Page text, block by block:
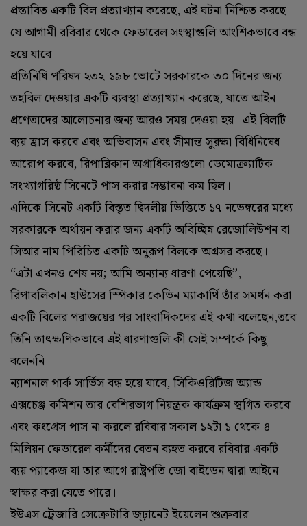
প্রস্তাবিত একটি বিল প্রত্যাখ্যান করেছে, এই ঘটনা নিশ্চিত করছে
যে আগামী রবিবার থেকে ফেডারেল সংস্থাগুলি আংশিকভাবে বন্ধ
হয়ে যাবে।
প্রতিনিধি পরিষদ ২৩২-১৯৮ ভোটে সরকারকে ৩০ দিনের জন্য
তহবিল দেওয়ার একটি ব্যবস্থা প্রত্যাখ্যান করেছে, যাতে আইন
প্রণেতাদের আলোচনার জন্য আরও সময় দেওয়া হয়। এই বিলটি
ব্যয় হ্রাস করবে এবং অভিবাসন এবং সীমান্ত সুরক্ষা বিধিনিষেধ
আরোপ করবে, রিপাব্লিকান অগ্রাধিকারগুলো ডেমোক্র্যাটিক
সংখ্যাগরিষ্ঠ সিনেটে পাস করার সম্ভাবনা কম ছিল।
এদিকে সিনেট একটি বিস্তৃত দ্বিদলীয় ভিত্তিতে ১৭ নভেম্বরের মধ্যে
সরকারকে অর্থায়ন করার জন্য একটি অবিচ্ছিন্ন রেজোলিউশন বা
সিআর নাম পিরিচিত একটি অনুরূপ বিলকে অগ্রসর করছে।
“এটা এখনও শেষ নয়; আমি অন্যান্য ধারণা পেয়েছি”,
রিপাবলিকান হাউসের স্পিকার কেভিন ম্যাকার্থি তাঁর সমর্থন করা
একটি বিলের পরাজয়ের পর সাংবাদিকদের এই কথা বলেছেন,তবে
তিনি তাৎক্ষণিকভাবে এই ধারণাগুলি কী সেই সম্পর্কে কিছু
বলেননি।
ন্যাশনাল পার্ক সার্ভিস বন্ধ হয়ে যাবে, সিকিওরিটিজ অ্যান্ড
এক্সচেঞ্জ কমিশন তার বেশিরভাগ নিয়ন্ত্রক কার্যক্রম স্থগিত করবে
এবং কংগ্রেস পাস না করলে রবিবার সকাল ১২টা ১ থেকে ৪
মিলিয়ন ফেডারেল কর্মীদের বেতন ব্যহত করবে রবিবার একটি
ব্যয় প্যাকেজ যা তার আগে রাষ্ট্রপতি জো বাইডেন দ্বারা আইনে
স্বাক্ষর করা যেতে পারে।
ইউএস ট্রেজারি সেক্রেটারি জ্ঢ়ানেট ইয়েলেন শুক্রবার